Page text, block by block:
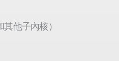
他子內核）